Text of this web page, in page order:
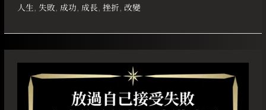
人生 , 失敗, 成功, 成長,挫折, 改變